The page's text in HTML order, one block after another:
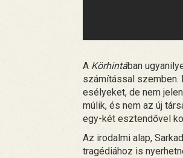
A Körhintában
számítással szemben.
esélyeket, de nem
múlik, és nem az új
egy-két esztendővel
Az irodalmi alap,
tragédiához is